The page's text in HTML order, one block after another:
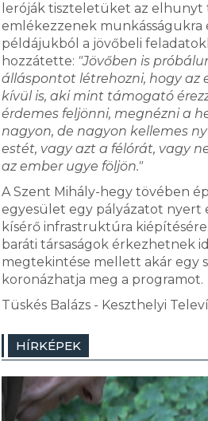
leróják tiszteletüket az elhunyt
emlékezzenek munkásságukra
példájukból a jövőbeli
hozzátette: "Jövőben is
álláspontot létrehozni, hogy az
kívül is, aki mint támogató
érdemes feljönni, megnézni a
nagyon, de nagyon kellemes
estét, vagy azt a félórát, vagy
az ember ugye följön."
A Szent Mihály-hegy tövében
egyesület egy pályázatot nyert
kísérő infrastruktúra
baráti társaságok érkezhetnek
megtekintése mellett akár egy
koronázhatja meg a programot.
Tüskés Balázs - Keszthelyi
HÍRKÉPEK